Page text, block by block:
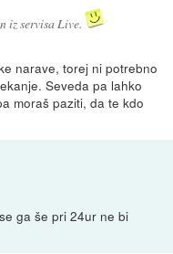
iz servisa Live.
narave, torej ni potrebno
Seveda pa lahko
moraš paziti, da te kdo
ga še pri 24ur ne bi